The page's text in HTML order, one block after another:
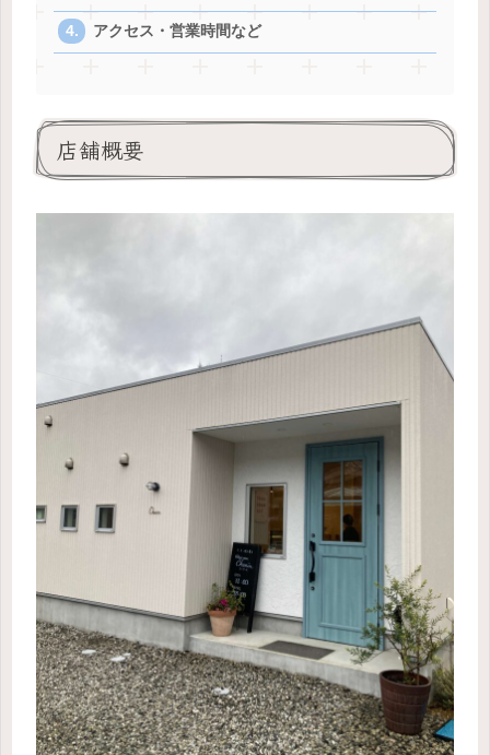
アクセス・営業時間など
店舗概要